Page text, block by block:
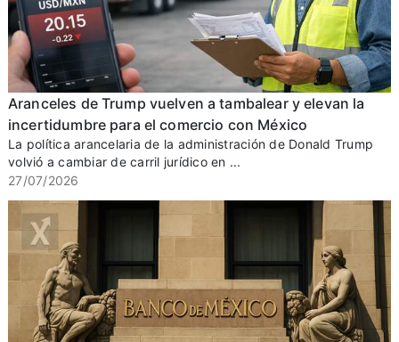
Aranceles de Trump vuelven a tambalear y elevan la
incertidumbre para el comercio con México
La política arancelaria de la administración de Donald Trump
volvió a cambiar de carril jurídico en ...
27/07/2026